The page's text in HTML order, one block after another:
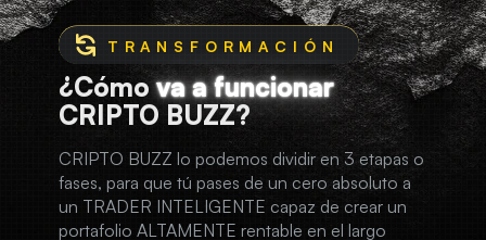
¿Cómova a funcionar
CRIPTO BUZZ?
CRIPTO BUZZ lo podemos dividir en 3 etapas o
fases, para que tú pases de un cero absoluto a
un TRADER INTELIGENTE capaz de crear un
portafolio ALTAMENTE rentable en el largo